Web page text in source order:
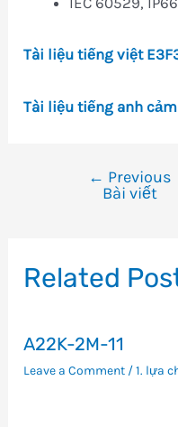
Tài liệu tiếng việt
Tài liệu tiếng anh
viết
← Previous
Bài viết
Related
A22K-2M-11
Leave a Comment /1. lựa